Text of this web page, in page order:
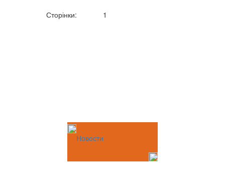
Сторінки: 1
Новости